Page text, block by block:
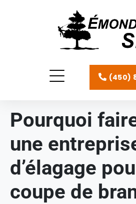
(450)
Pourquoi
une
d’élagage
coupe de